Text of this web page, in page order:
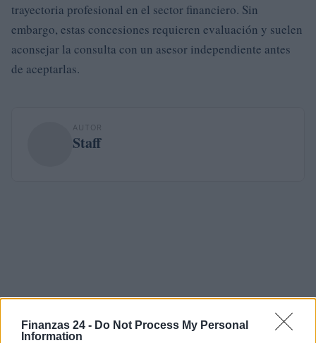
Finanzas 24 - Do Not Process My Personal
Information
trayectoria profesional en el sector financiero. Sin
embargo, estas concesiones requieren evaluación y suelen
aconsejar la consulta con un asesor independiente antes
de aceptarlas.
AUTOR
Staff